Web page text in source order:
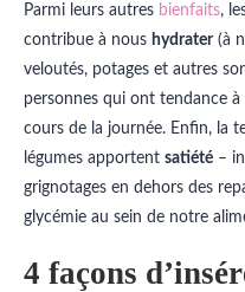
Parmi leurs autres bienfaits,
contribue à nous hydrater(à
veloutés, potages et autres
personnes qui ont tendance à
cours de la journée. Enfin, la
légumes apportent satiété –
grignotages en dehors des
glycémie au sein de notre
4 façons